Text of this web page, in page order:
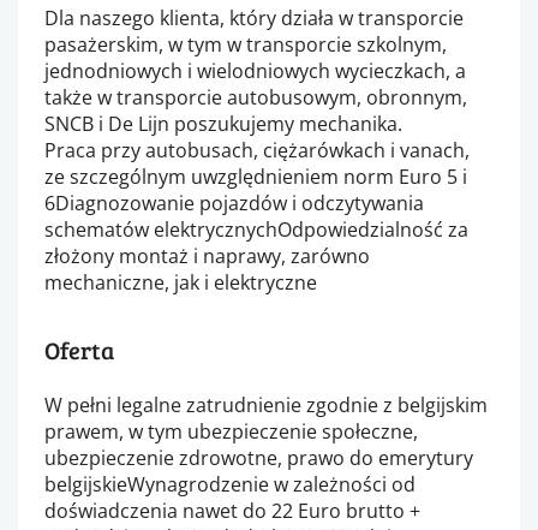
Dla naszego klienta, który działa w transporcie
pasażerskim, w tym w transporcie szkolnym,
jednodniowych i wielodniowych wycieczkach, a
także w transporcie autobusowym, obronnym,
SNCB i De Lijn poszukujemy mechanika.
Praca przy autobusach, ciężarówkach i vanach,
ze szczególnym uwzględnieniem norm Euro 5 i
6Diagnozowanie pojazdów i odczytywania
schematów elektrycznychOdpowiedzialność za
złożony montaż i naprawy, zarówno
mechaniczne, jak i elektryczne
Oferta
W pełni legalne zatrudnienie zgodnie z belgijskim
prawem, w tym ubezpieczenie społeczne,
ubezpieczenie zdrowotne, prawo do emerytury
belgijskieWynagrodzenie w zależności od
doświadczenia nawet do 22 Euro brutto +